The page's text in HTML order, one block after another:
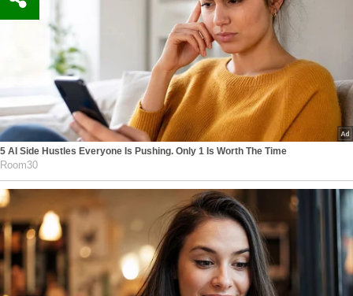
5 AI Side Hustles Everyone Is Pushing. Only 1 Is Worth The Time
Room30